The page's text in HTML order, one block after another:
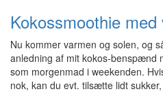
Kokossmoothie
Nu kommer varmen og solen, og
anledning af mit kokos-benspænd
som morgenmad i weekenden.
nok, kan du evt. tilsætte lidt